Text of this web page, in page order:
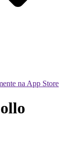
na App Store